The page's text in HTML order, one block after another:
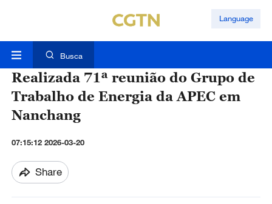
Language
Busca
Realizada 71ª reunião do Grupo de
Trabalho de Energia da APEC em
Nanchang
07:15:12 2026-03-20
Share